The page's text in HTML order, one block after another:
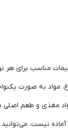
مناسب برای هر
مواد به صورت
مغذی و طعم اصلی
نیست،